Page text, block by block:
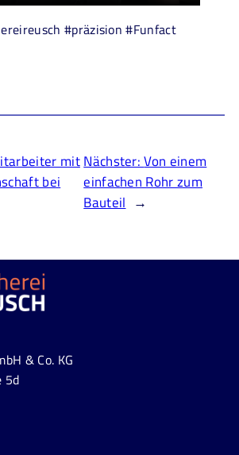
#präzision #Funfact
mit
bei
Nächster:Von einem
einfachen Rohr zum
Bauteil →
& Co. KG
5d